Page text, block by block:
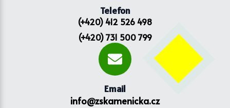
Telefon
(+420) 412 526 498
(+420) 731 500 799
Email
info@zskamenicka.cz